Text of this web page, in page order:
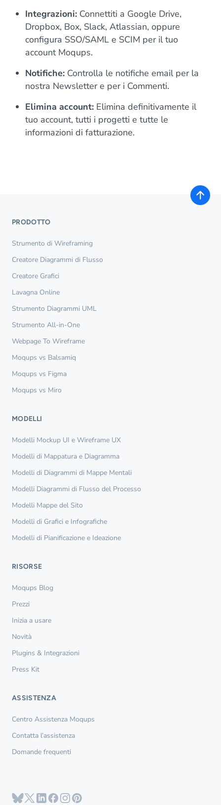
Integrazioni: Connettiti a Google Drive,
Dropbox, Box, Slack, Atlassian, oppure
configura SSO/SAML e SCIM per il tuo
account Moqups.
Notifiche: Controlla le notifiche email per la
nostra Newsletter e per i Commenti.
Elimina account: Elimina definitivamente il
tuo account, tutti i progetti e tutte le
informazioni di fatturazione.
PRODOTTO
Strumento di Wireframing
Creatore Diagrammi di Flusso
Creatore Grafici
Lavagna Online
Strumento Diagrammi UML
Strumento All-in-One
Webpage To Wireframe
Moqups vs Balsamiq
Moqups vs Figma
Moqups vs Miro
MODELLI
Modelli Mockup UI e Wireframe UX
Modelli di Mappatura e Diagramma
Modelli di Diagrammi di Mappe Mentali
Modelli Diagrammi di Flusso del Processo
Modelli Mappe del Sito
Modelli di Grafici e Infografiche
Modelli di Pianificazione e Ideazione
RISORSE
Moqups Blog
Prezzi
Inizia a usare
Novità
Plugins & Integrazioni
Press Kit
ASSISTENZA
Centro Assistenza Moqups
Contatta l’assistenza
Domande frequenti